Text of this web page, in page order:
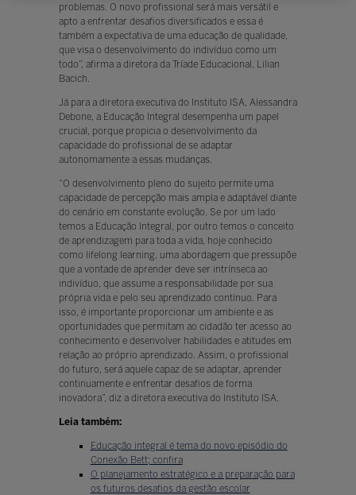
problemas. O novo profissional será mais versátil e
apto a enfrentar desafios diversificados e essa é
também a expectativa de uma educação de qualidade,
que visa o desenvolvimento do indivíduo como um
todo”, afirma a diretora da Tríade Educacional, Lilian
Bacich.
Já para a diretora executiva do Instituto ISA, Alessandra
Debone, a Educação Integral desempenha um papel
crucial, porque propicia o desenvolvimento da
capacidade do profissional de se adaptar
autonomamente a essas mudanças.
“O desenvolvimento pleno do sujeito permite uma
capacidade de percepção mais ampla e adaptável diante
do cenário em constante evolução. Se por um lado
temos a Educação Integral, por outro temos o conceito
de aprendizagem para toda a vida, hoje conhecido
como lifelong learning, uma abordagem que pressupõe
que a vontade de aprender deve ser intrínseca ao
indivíduo, que assume a responsabilidade por sua
própria vida e pelo seu aprendizado contínuo. Para
isso, é importante proporcionar um ambiente e as
oportunidades que permitam ao cidadão ter acesso ao
conhecimento e desenvolver habilidades e atitudes em
relação ao próprio aprendizado. Assim, o profissional
do futuro, será aquele capaz de se adaptar, aprender
continuamente e enfrentar desafios de forma
inovadora”, diz a diretora executiva do Instituto ISA.
Leia também:
Educação integral é tema do novo episódio do
Conexão Bett; confira
O planejamento estratégico e a preparação para
os futuros desafios da gestão escolar